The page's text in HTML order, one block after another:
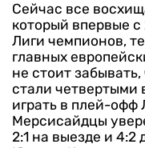
Сейчас все
который впервые
Лиги чемпионов,
главных
не стоит
стали
играть в плей-
Мерсисайдцы
2:1 на выезде и 4:2